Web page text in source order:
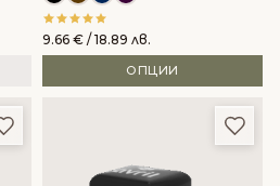
9.66 € / 18.89 лв.
ОПЦИИ
Добави в любими